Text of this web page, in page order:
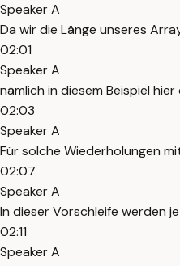
Speaker A
Da wir die Länge unseres
02:01
Speaker A
nämlich in diesem Beispiel hier
02:03
Speaker A
Für solche Wiederholungen
02:07
Speaker A
In dieser Vorschleife werden
02:11
Speaker A